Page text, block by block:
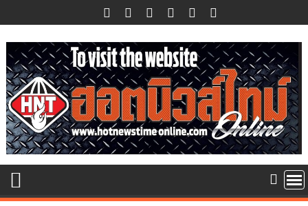
to
content